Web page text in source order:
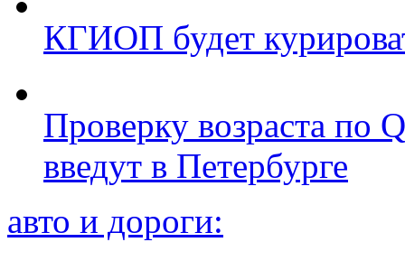
КГИОП будет
Проверку возраста по
введут в Петербурге
авто и дороги: